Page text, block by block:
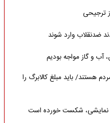
ترجیحی
ضدنقلاب وارد شوند
آب و گاز مواجه بودیم
هستند/ باید مبلغ کالابرگ را
نمایشی، شکست خورده است